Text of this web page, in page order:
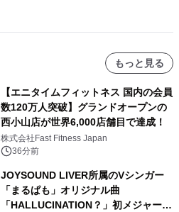
もっと見る
【エニタイムフィットネス 国内の会員
数120万人突破】グランドオープンの
西小山店が世界6,000店舗目で達成！
株式会社Fast Fitness Japan
36分前
JOYSOUND LIVER所属のVシンガー
「まるぱも」オリジナル曲
「HALLUCINATION？」初メジャー配